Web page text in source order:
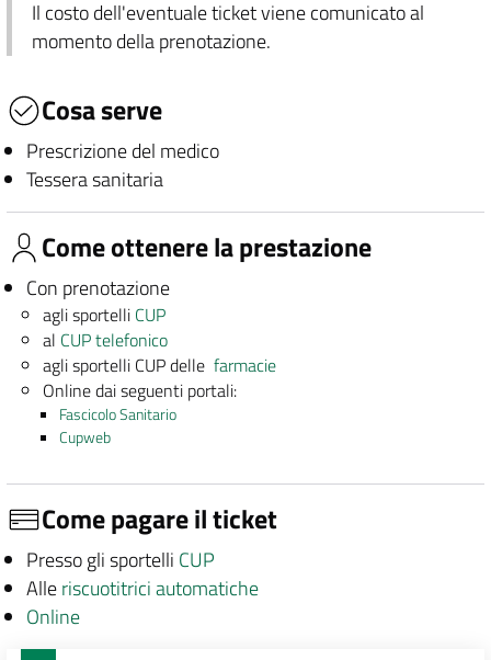
Il costo dell'eventuale ticket viene comunicato al
momento della prenotazione.
Cosa serve
Prescrizione del medico
Tessera sanitaria
Come ottenere la prestazione
Con prenotazione
agli sportelli CUP
al CUP telefonico
agli sportelli CUP dellefarmacie
Online dai seguenti portali:
Fascicolo Sanitario
Cupweb
Come pagare il ticket
Presso gli sportelli CUP
Alleriscuotitrici automatiche
Online